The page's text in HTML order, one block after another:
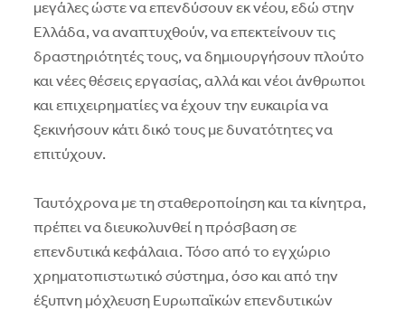
μεγάλες ώστε να επενδύσουν εκ νέου, εδώ στην
Ελλάδα, να αναπτυχθούν, να επεκτείνουν τις
δραστηριότητές τους, να δημιουργήσουν πλούτο
και νέες θέσεις εργασίας, αλλά και νέοι άνθρωποι
και επιχειρηματίες να έχουν την ευκαιρία να
ξεκινήσουν κάτι δικό τους με δυνατότητες να
επιτύχουν.
Ταυτόχρονα με τη σταθεροποίηση και τα κίνητρα,
πρέπει να διευκολυνθεί η πρόσβαση σε
επενδυτικά κεφάλαια. Τόσο από το εγχώριο
χρηματοπιστωτικό σύστημα, όσο και από την
έξυπνη μόχλευση Ευρωπαϊκών επενδυτικών